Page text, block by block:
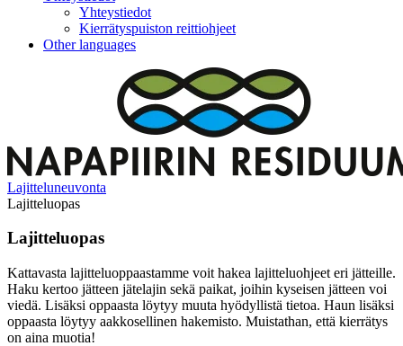
Yhteystiedot
Kierrätyspuiston reittiohjeet
Other languages
Lajitteluneuvonta
Lajitteluopas
Lajitteluopas
Kattavasta lajitteluoppaastamme voit hakea lajitteluohjeet eri jätteille.
Haku kertoo jätteen jätelajin sekä paikat, joihin kyseisen jätteen voi
viedä. Lisäksi oppaasta löytyy muuta hyödyllistä tietoa. Haun lisäksi
oppaasta löytyy aakkosellinen hakemisto. Muistathan, että kierrätys
on aina muotia!